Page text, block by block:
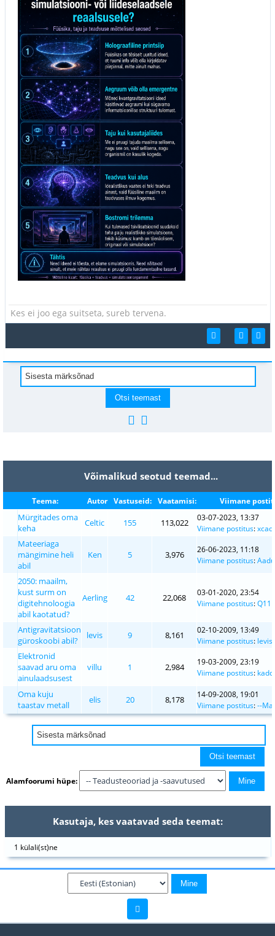
Kes ei joo ega suitseta, sureb tervena.
Võimalikud seotud teemad...
Teema: Autor Vastuseid: Vaatamisi: Viimane
Mürgitades oma
keha
Celtic 155 113,022
03-07-2023, 13:37
Viimane postitus:xcad
Mateeriaga
mängimine heli
abil
Ken 5 3,976
26-06-2023, 11:18
Viimane postitus:
2050: maailm,
kust surm on
digitehnoloogia
abil kaotatud?
Aerling 42 22,068
03-01-2020, 23:54
Viimane postitus:Q11
Antigravitatsioon
güroskoobi abil?
levis 9 8,161
02-10-2009, 13:49
Viimane postitus: levis
Elektronid
saavad aru oma
ainulaadsusest
villu 1 2,984
19-03-2009, 23:19
Viimane postitus:
Oma kuju
taastav metall
elis 20 8,178
14-09-2008, 19:01
Viimane postitus:--
Alamfoorumi hüpe:
Kasutaja, kes vaatavad seda teemat:
1 külali(st)ne